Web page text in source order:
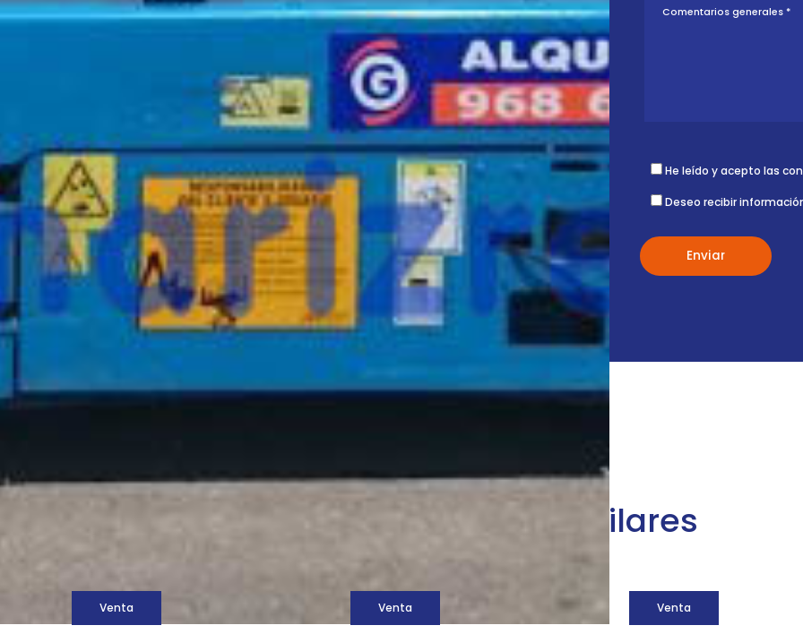
Genie GS-2632
He leído y acepto las
Deseo recibir
Máquinas similares
Venta Venta Venta